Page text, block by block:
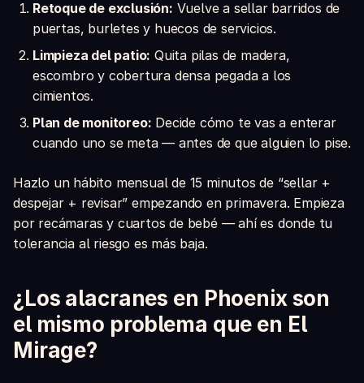
Retoque de exclusión: Vuelve a sellar barridos de
puertas, burletes y huecos de servicios.
Limpieza del patio: Quita pilas de madera,
escombro y cobertura densa pegada a los
cimientos.
Plan de monitoreo: Decide cómo te vas a enterar
cuando uno se meta — antes de que alguien lo pise.
Hazlo un hábito mensual de 15 minutos de “sellar +
despejar + revisar” empezando en primavera. Empieza
por recámaras y cuartos de bebé — ahí es donde tu
tolerancia al riesgo es más baja.
¿Los alacranes en Phoenix son
el mismo problema que en El
Mirage?